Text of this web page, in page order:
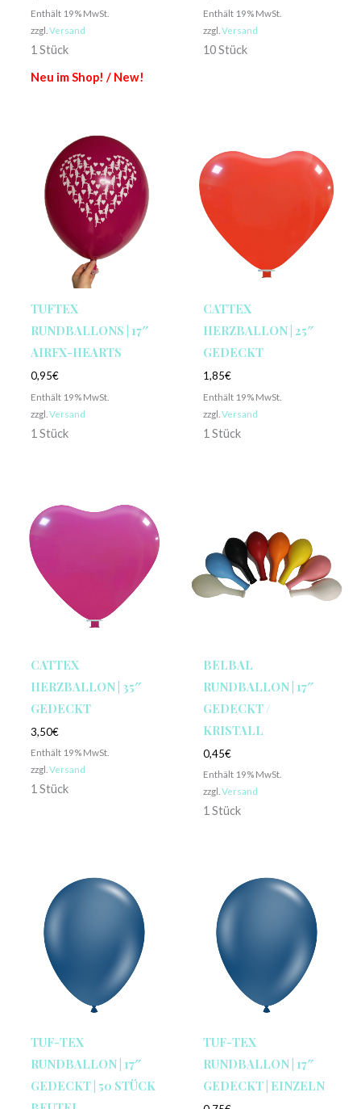
Enthält 19% MwSt.
zzgl. Versand
1 Stück
Neu im Shop! / New!
Enthält 19% MwSt.
zzgl. Versand
10 Stück
TUFTEX
RUNDBALLONS | 17″
AIRFX-HEARTS
0,95€
Enthält 19% MwSt.
zzgl. Versand
1 Stück
CATTEX
HERZBALLON | 25″
GEDECKT
1,85€
Enthält 19% MwSt.
zzgl. Versand
1 Stück
CATTEX
HERZBALLON | 35″
GEDECKT
3,50€
Enthält 19% MwSt.
zzgl. Versand
1 Stück
BELBAL
RUNDBALLON | 17″
GEDECKT /
KRISTALL
0,45€
Enthält 19% MwSt.
zzgl. Versand
1 Stück
TUF-TEX
RUNDBALLON | 17″
GEDECKT | 50 STÜCK
TUF-TEX
RUNDBALLON | 17″
GEDECKT | EINZELN